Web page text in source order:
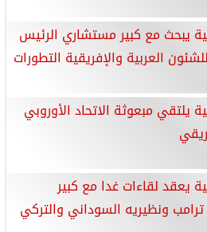
يبحث مع كبير مستشاري الرئيس
العربية والإفريقية التطورات
يلتقي مبعوثة الاتحاد الأوروبي
يعقد لقاءات غدا مع كبير
ونظيريه السوداني والتركي